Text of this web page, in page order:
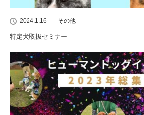
2024.1.16 その他
特定犬取扱セミナー